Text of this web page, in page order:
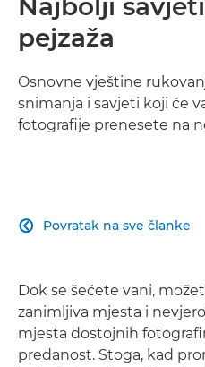
Najbolji
pejzaža
Osnovne vještine
snimanja i savjeti koji će
fotografije prenesete na
Povratak na sve članke

Dok se šećete vani,
zanimljiva mjesta i
mjesta dostojnih
predanost. Stoga, kad